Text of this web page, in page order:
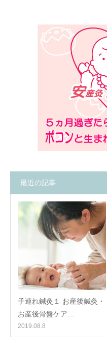
最近の記事
子連れ鍼灸１ お産後鍼灸・
お産後骨盤ケア…
2019.08.8